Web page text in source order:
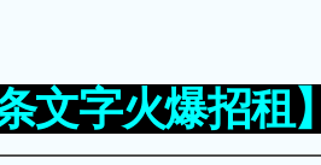
文字火爆招租】